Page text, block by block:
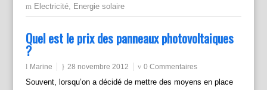
Electricité, Energie solaire
Quel est le prix des panneaux photovoltaiques
?
Marine 28 novembre 2012 0 Commentaires
Souvent, lorsqu’on a décidé de mettre des moyens en place